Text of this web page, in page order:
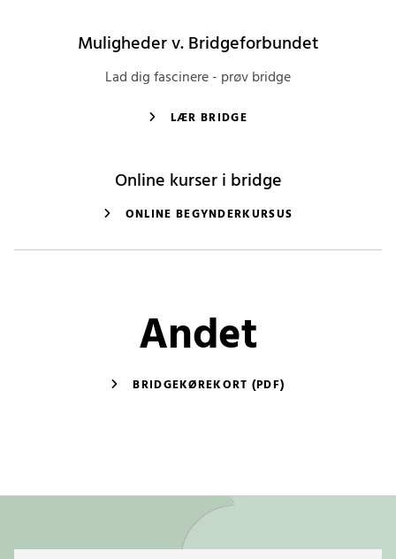
Muligheder v. Bridgeforbundet
Lad dig fascinere - prøv bridge
LÆR BRIDGE
Online kurser i bridge
ONLINE BEGYNDERKURSUS
Andet
BRIDGEKØREKORT (PDF)